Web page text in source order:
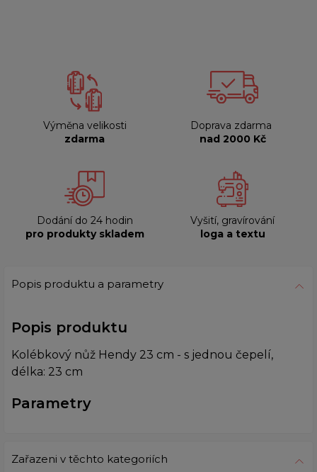
Výměna velikosti
zdarma
Doprava zdarma
nad 2000 Kč
Dodání do 24 hodin
pro produkty skladem
Vyšití, gravírování
loga a textu
Popis produktu a parametry
Popis produktu
Kolébkový nůž Hendy 23 cm - s jednou čepelí,
délka: 23 cm
Parametry
Zařazeni v těchto kategoriích